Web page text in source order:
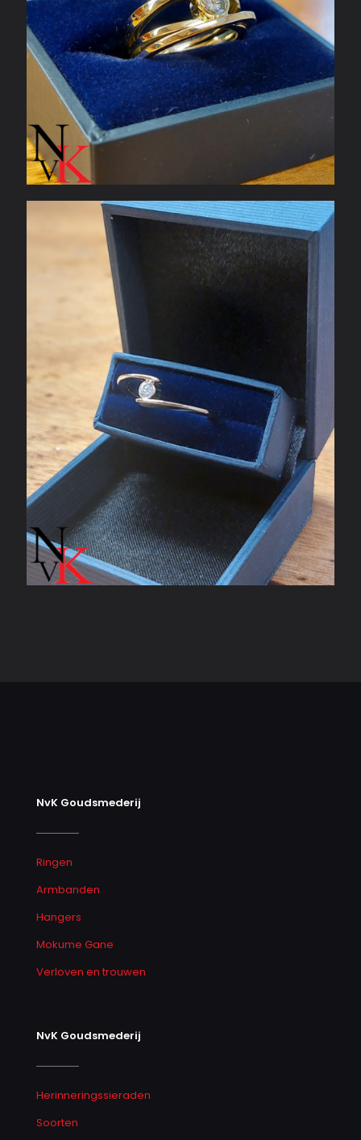
Geelgouden solitair ring met diamant
NvK Goudsmederij
Ringen
Armbanden
Hangers
Mokume Gane
Verloven en trouwen
NvK Goudsmederij
Herinneringssieraden
Soorten